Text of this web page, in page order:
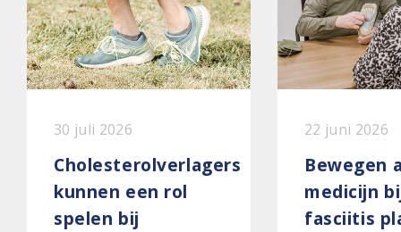
30 juli 2026
Cholesterolverlagers
kunnen een rol
spelen bij
22 juni 2026
Bewegen
medicijn
fasciitis